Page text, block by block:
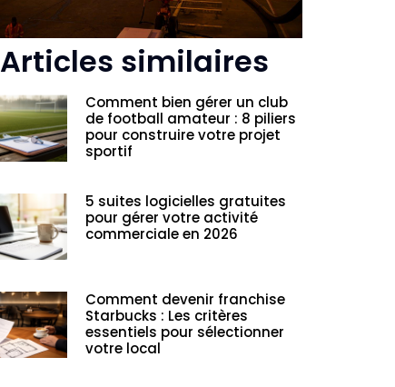
Articles similaires
Comment bien gérer un club
de football amateur : 8 piliers
pour construire votre projet
sportif
5 suites logicielles gratuites
pour gérer votre activité
commerciale en 2026
Comment devenir franchise
Starbucks : Les critères
essentiels pour sélectionner
votre local